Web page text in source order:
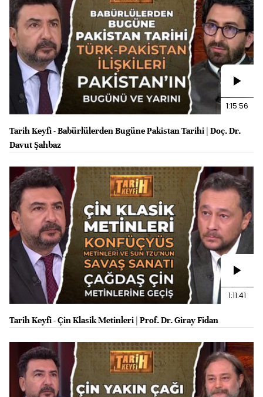
1:15:56
Tarih Keyfi - Babürlülerden Bugüne Pakistan Tarihi | Doç. Dr.
Davut Şahbaz
1:11:41
Tarih Keyfi - Çin Klasik Metinleri | Prof. Dr. Giray Fidan